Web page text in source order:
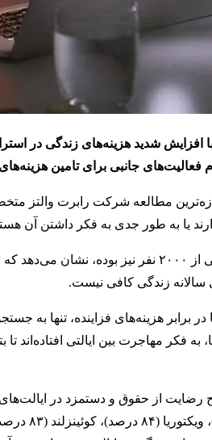
افزایش شدید هزینه‌های زندگی در
فعالیت‌های جانبی برای تامین
یا به طور جدی به فکر داشتن آن
سالانه زندگی کافی نیست.
به فکر مهاجرت بین ایالتی
از حقوق و دستمزد در